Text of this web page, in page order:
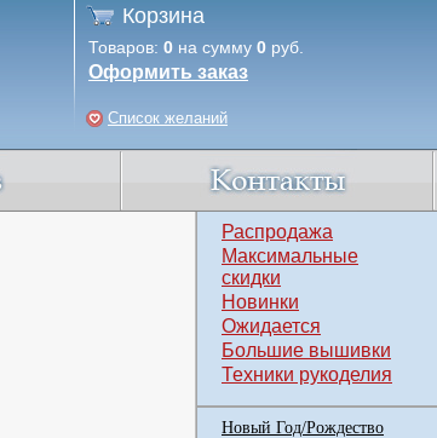
Корзина
Товаров: 0 на сумму 0 руб.
Оформить заказ
Список желаний
Распродажа
Максимальные
скидки
Новинки
Ожидается
Большие вышивки
Техники рукоделия
Новый Год/Рождество